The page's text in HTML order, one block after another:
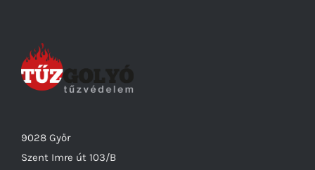
9028 Győr
Szent Imre út 103/B